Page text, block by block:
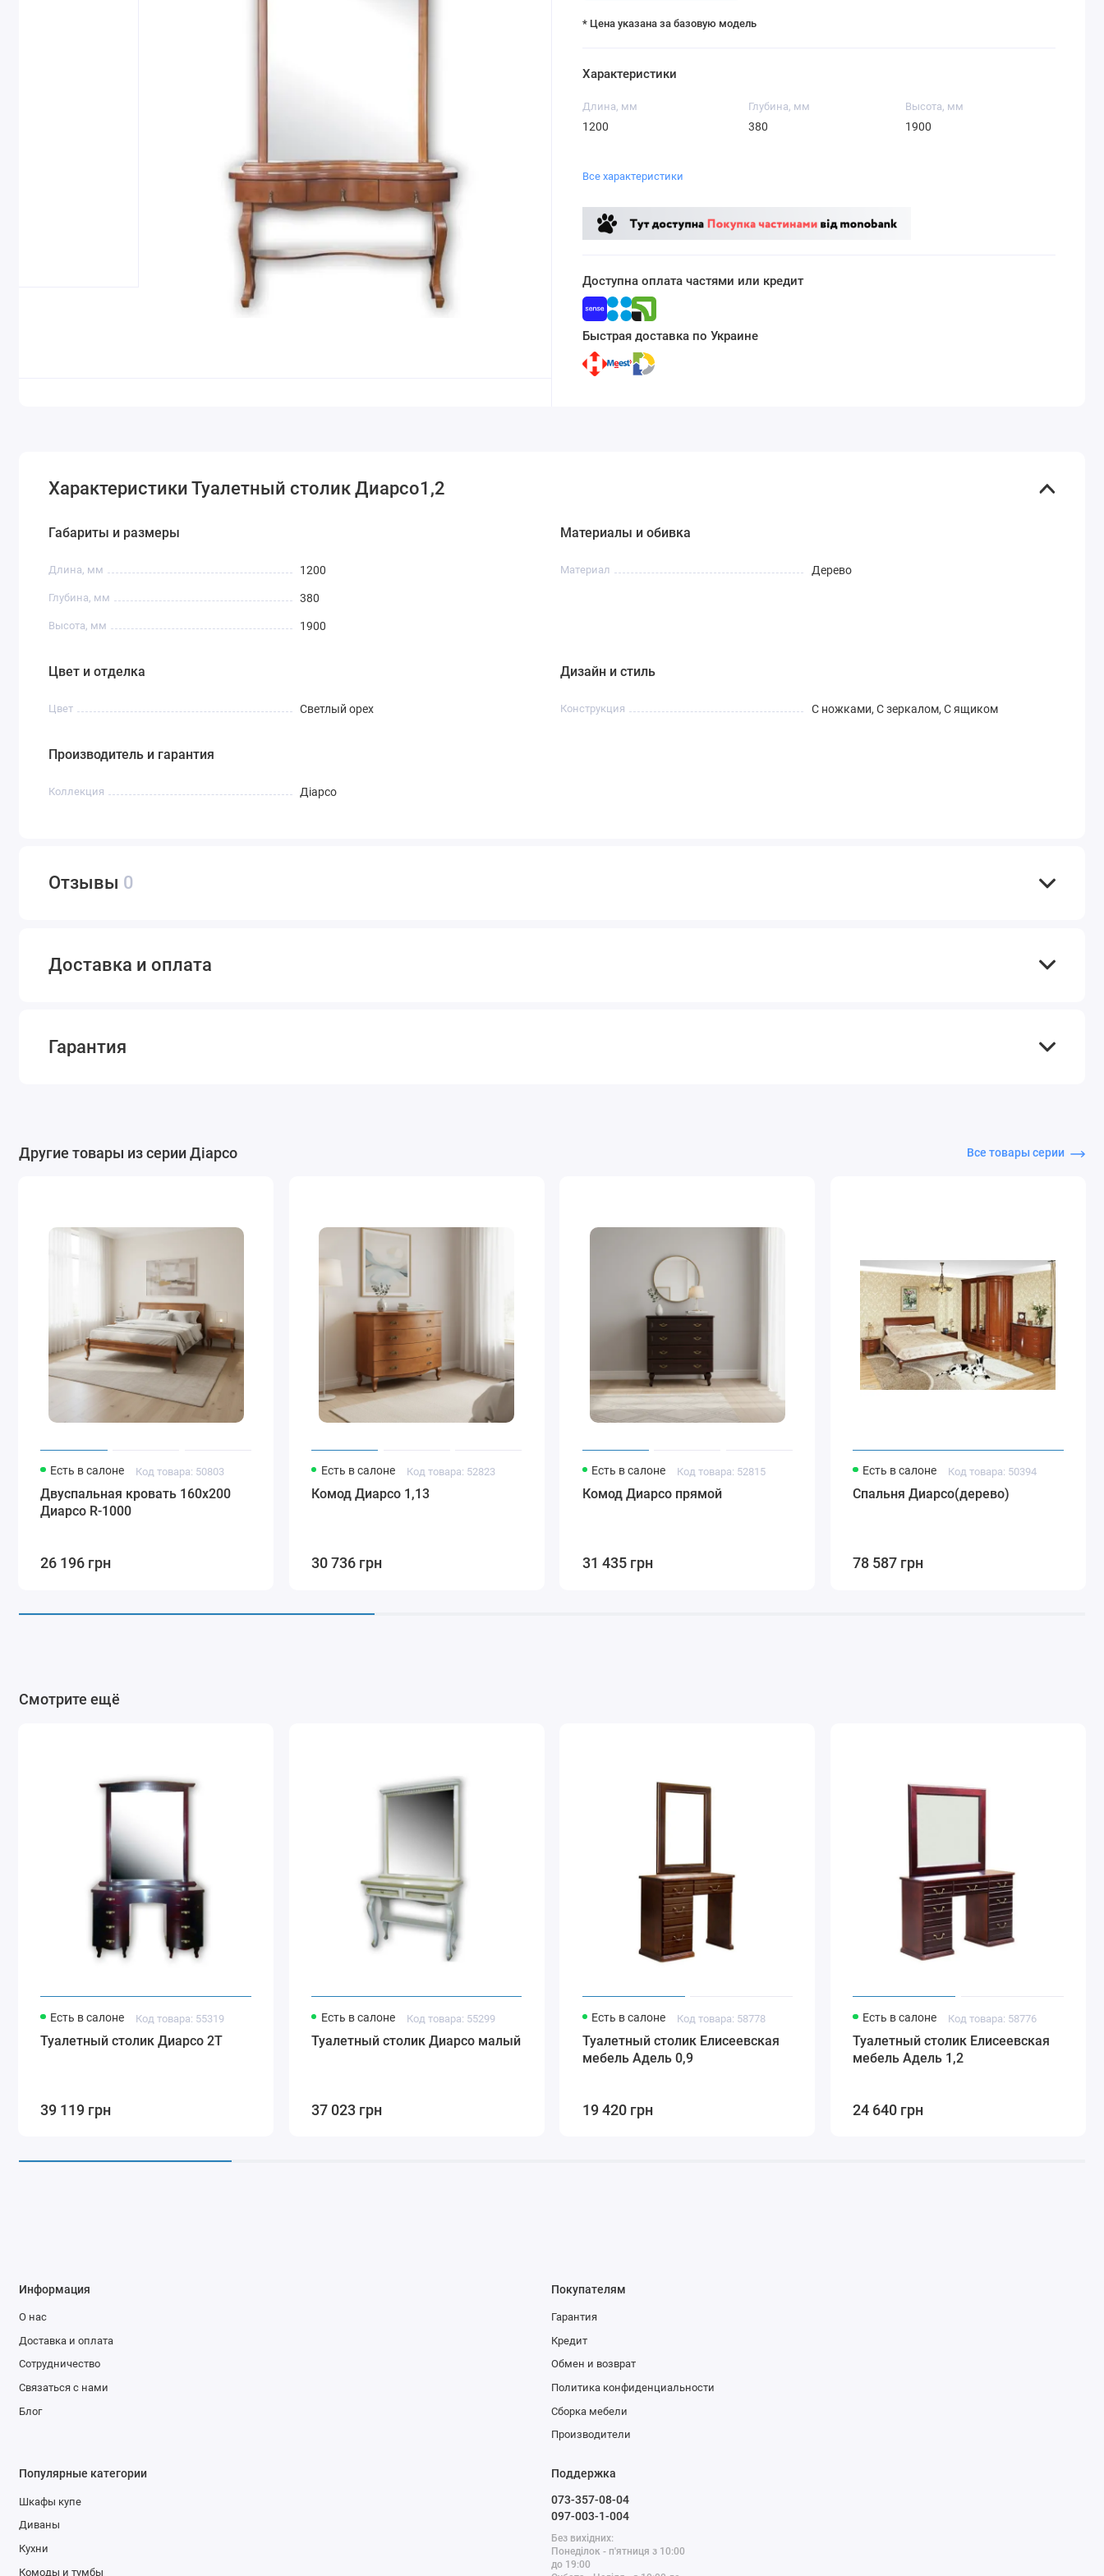
* Цена указана за базовую модель
Характеристики
Длина, мм
1200
Глубина, мм
380
Высота, мм
1900
Все характеристики
Доступна оплата частями или кредит
Быстрая доставка по Украине
Характеристики Туалетный столик Диарсо1,2
Габариты и размеры
Длина, мм 1200
Глубина, мм 380
Высота, мм 1900
Материалы и обивка
Материал Дерево
Цвет и отделка
Цвет Светлый орех
Дизайн и стиль
Конструкция С ножками, С зеркалом, С ящиком
Производитель и гарантия
Коллекция Діарсо
Отзывы 0
Доставка и оплата
Гарантия
Другие товары из серии Діарсо Все товары серии
Есть в салоне Код товара: 50803
Двуспальная кровать 160x200
Диарсо R-1000
26 196 грн
Есть в салоне Код товара: 52823
Комод Диарсо 1,13
30 736 грн
Есть в салоне Код товара: 52815
Комод Диарсо прямой
31 435 грн
Есть в салоне Код товара: 50394
Спальня Диарсо(дерево)
78 587 грн
Смотрите ещё
Есть в салоне Код товара: 55319
Туалетный столик Диарсо 2Т
39 119 грн
Есть в салоне Код товара: 55299
Туалетный столик Диарсо малый
37 023 грн
Есть в салоне Код товара: 58778
Туалетный столик Елисеевская
мебель Адель 0,9
19 420 грн
Есть в салоне Код товара: 58776
Туалетный столик Елисеевская
мебель Адель 1,2
24 640 грн
Информация
О нас
Доставка и оплата
Сотрудничество
Связаться с нами
Блог
Покупателям
Гарантия
Кредит
Обмен и возврат
Политика конфиденциальности
Сборка мебели
Производители
Популярные категории
Шкафы купе
Диваны
Кухни
Комоды и тумбы
Поддержка
073-357-08-04
097-003-1-004
Без вихідних:
Понеділок - п'ятниця з 10:00
до 19:00